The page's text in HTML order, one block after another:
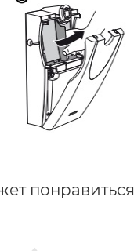
понравиться